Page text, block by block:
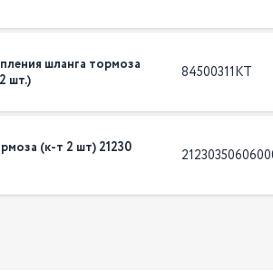
шланга тормоза
шт.)
84500311КТ
(к-т 2 шт) 21230